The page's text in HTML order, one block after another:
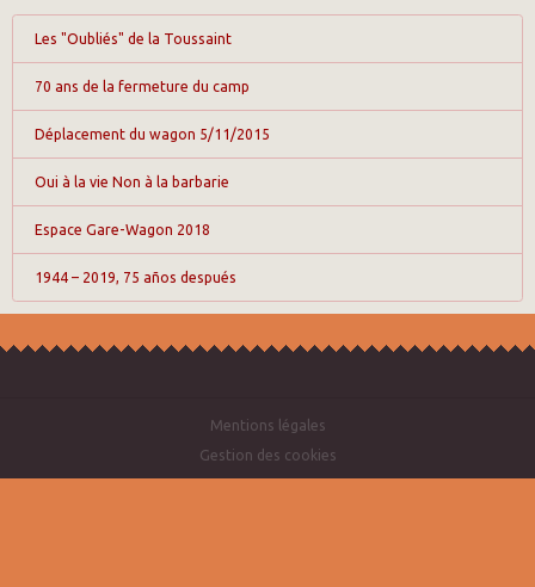
Les "Oubliés" de la Toussaint
70 ans de la fermeture du camp
Déplacement du wagon 5/11/2015
Oui à la vie Non à la barbarie
Espace Gare-Wagon 2018
1944 – 2019, 75 años después
Mentions légales
Gestion des cookies